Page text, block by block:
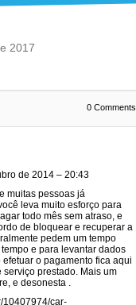
2017
0 Comments
de 2014 – 20:43
muitas pessoas já
leva muito esforço para
todo mês sem atraso, e
de bloquear e recuperar a
pedem um tempo
e para levantar dados
o pagamento fica aqui
prestado. Mais um
e desonesta .
10407974/car-